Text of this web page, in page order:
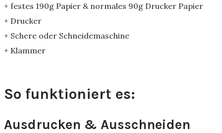
+ festes 190g Papier & normales 90g Drucker Papier
+ Drucker
+ Schere oder Schneidemaschine
+ Klammer
So funktioniert es:
Ausdrucken & Ausschneiden